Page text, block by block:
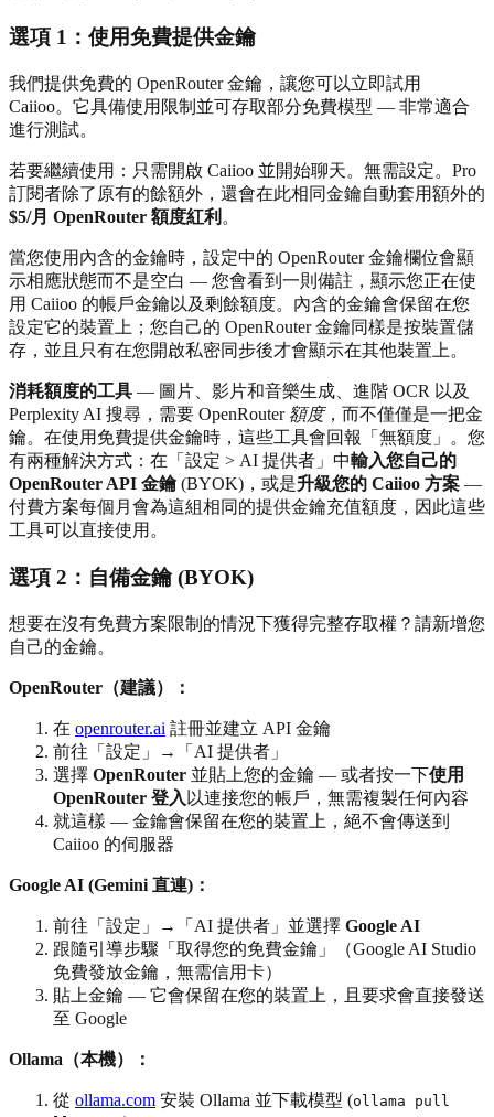
選項 1：使用免費提供金鑰
我們提供免費的 OpenRouter 金鑰，讓您可以立即試用
Caiioo。它具備使用限制並可存取部分免費模型 — 非常適合
進行測試。
若要繼續使用：只需開啟 Caiioo 並開始聊天。無需設定。Pro
訂閱者除了原有的餘額外，還會在此相同金鑰自動套用額外的
$5/月 OpenRouter 額度紅利 。
當您使用內含的金鑰時，設定中的 OpenRouter 金鑰欄位會顯
示相應狀態而不是空白 — 您會看到一則備註，顯示您正在使
用 Caiioo 的帳戶金鑰以及剩餘額度。內含的金鑰會保留在您
設定它的裝置上；您自己的 OpenRouter 金鑰同樣是按裝置儲
存，並且只有在您開啟私密同步後才會顯示在其他裝置上。
消耗額度的工具 — 圖片、影片和音樂生成、進階 OCR 以及
Perplexity AI 搜尋，需要 OpenRouter 額度，而不僅僅是一把金
鑰。在使用免費提供金鑰時，這些工具會回報「無額度」。您
有兩種解決方式：在「設定 > AI 提供者」中輸入您自己的
OpenRouter API 金鑰(BYOK)，或是升級您的 Caiioo 方案 —
付費方案每個月會為這組相同的提供金鑰充值額度，因此這些
工具可以直接使用。
選項 2：自備金鑰 (BYOK)
想要在沒有免費方案限制的情況下獲得完整存取權？請新增您
自己的金鑰。
OpenRouter（建議）：
在 openrouter.ai 註冊並建立 API 金鑰
前往「設定」→「AI 提供者」
選擇 OpenRouter 並貼上您的金鑰 — 或者按一下使用
OpenRouter 登入 以連接您的帳戶，無需複製任何內容
就這樣 — 金鑰會保留在您的裝置上，絕不會傳送到
Caiioo 的伺服器
Google AI (Gemini 直連)：
前往「設定」→「AI 提供者」並選擇 Google AI
跟隨引導步驟「取得您的免費金鑰」（Google AI Studio
免費發放金鑰，無需信用卡）
貼上金鑰 — 它會保留在您的裝置上，且要求會直接發送
至 Google
Ollama（本機）：
從 ollama.com 安裝 Ollama 並下載模型 (ollama pull